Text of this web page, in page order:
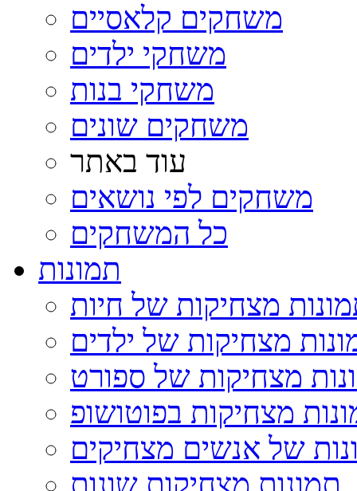
משחקים קלאסיים
משחקי ילדים
משחקי בנות
משחקים שונים
עוד באתר
משחקים לפי נושאים
כל המשחקים
תמונות
מצחיקות של חיות
מצחיקות של ילדים
מצחיקות של ספורט
מצחיקות בפוטושופ
של אנשים מצחיקים